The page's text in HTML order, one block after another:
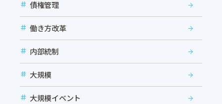
債権管理
働き方改革
内部統制
大規模
大規模イベント